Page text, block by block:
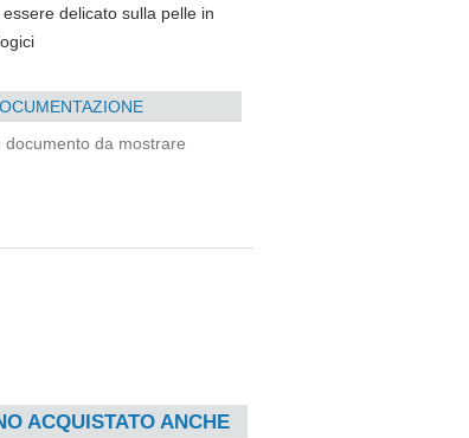
delicato sulla pelle in
documento da mostrare
ACQUISTATO ANCHE